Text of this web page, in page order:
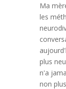
Ma
les
plus
n'a
non